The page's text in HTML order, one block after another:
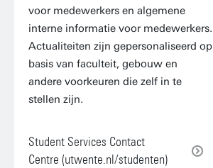
voor medewerkers en algemene
interne informatie voor medewerkers.
Actualiteiten zijn gepersonaliseerd op
basis van faculteit, gebouw en
andere voorkeuren die zelf in te
stellen zijn.
Student Services Contact
Centre (utwente.nl/studenten)